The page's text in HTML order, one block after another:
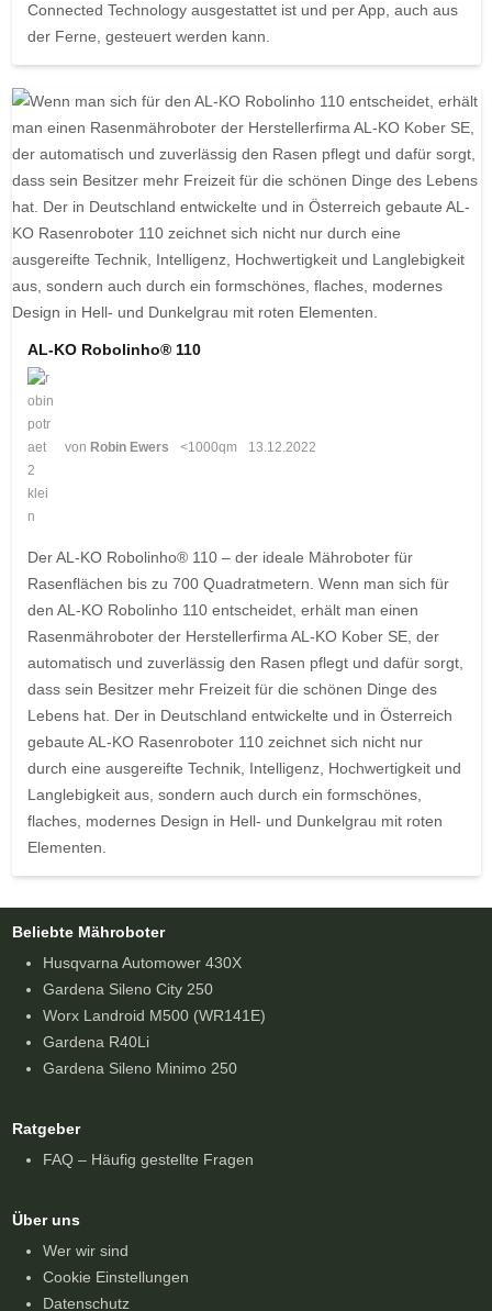
Connected Technology ausgestattet ist und per App, auch aus
der Ferne, gesteuert werden kann.
AL-KO Robolinho® 110
von Robin Ewers <1000qm 13.12.2022
Der AL-KO Robolinho® 110 – der ideale Mähroboter für
Rasenflächen bis zu 700 Quadratmetern. Wenn man sich für
den AL-KO Robolinho 110 entscheidet, erhält man einen
Rasenmähroboter der Herstellerfirma AL-KO Kober SE, der
automatisch und zuverlässig den Rasen pflegt und dafür sorgt,
dass sein Besitzer mehr Freizeit für die schönen Dinge des
Lebens hat. Der in Deutschland entwickelte und in Österreich
gebaute AL-KO Rasenroboter 110 zeichnet sich nicht nur
durch eine ausgereifte Technik, Intelligenz, Hochwertigkeit und
Langlebigkeit aus, sondern auch durch ein formschönes,
flaches, modernes Design in Hell- und Dunkelgrau mit roten
Elementen.
Beliebte Mähroboter
Husqvarna Automower 430X
Gardena Sileno City 250
Worx Landroid M500 (WR141E)
Gardena R40Li
Gardena Sileno Minimo 250
Ratgeber
FAQ – Häufig gestellte Fragen
Über uns
Wer wir sind
Cookie Einstellungen
Datenschutz